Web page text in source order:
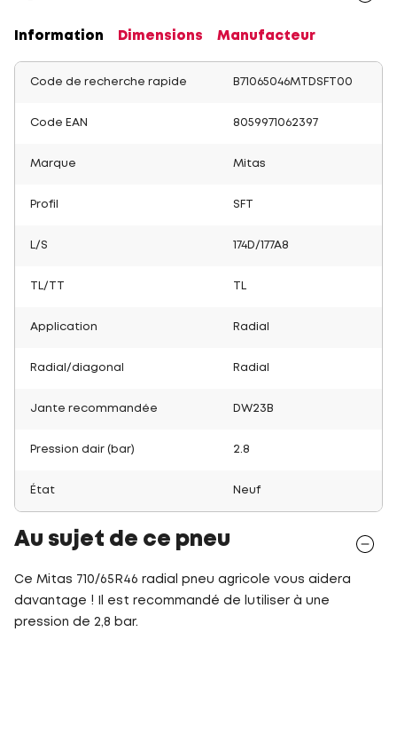
Information Dimensions Manufacteur
Code de recherche rapide B71065046MTDSFT00
Code EAN 8059971062397
Marque Mitas
Profil SFT
L/S 174D/177A8
TL/TT
Application Radial
Radial/diagonal Radial
Jante recommandée DW23B
Pression dair (bar) 2.8
État Neuf
Au sujet de ce pneu
Ce Mitas 710/65R46 radial pneu agricole vous aidera
davantage ! Il est recommandé de lutiliser à une
pression de 2,8 bar.